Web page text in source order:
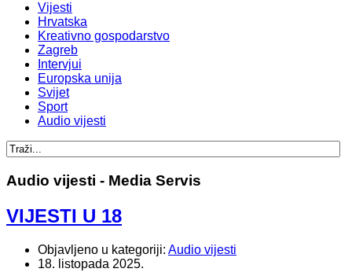
Vijesti
Hrvatska
Kreativno gospodarstvo
Zagreb
Intervjui
Europska unija
Svijet
Sport
Audio vijesti
Audio vijesti - Media Servis
VIJESTI U 18
Objavljeno u kategoriji: Audio vijesti
18. listopada 2025.